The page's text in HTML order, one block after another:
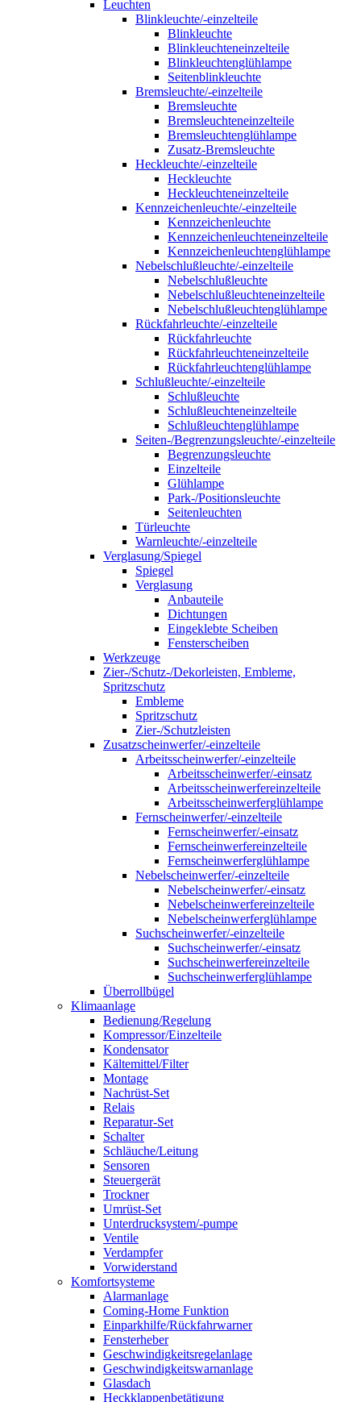
Leuchten
Blinkleuchte/-einzelteile
Blinkleuchte
Blinkleuchteneinzelteile
Blinkleuchtenglühlampe
Seitenblinkleuchte
Bremsleuchte/-einzelteile
Bremsleuchte
Bremsleuchteneinzelteile
Bremsleuchtenglühlampe
Zusatz-Bremsleuchte
Heckleuchte/-einzelteile
Heckleuchte
Heckleuchteneinzelteile
Kennzeichenleuchte/-einzelteile
Kennzeichenleuchte
Kennzeichenleuchteneinzelteile
Kennzeichenleuchtenglühlampe
Nebelschlußleuchte/-einzelteile
Nebelschlußleuchte
Nebelschlußleuchteneinzelteile
Nebelschlußleuchtenglühlampe
Rückfahrleuchte/-einzelteile
Rückfahrleuchte
Rückfahrleuchteneinzelteile
Rückfahrleuchtenglühlampe
Schlußleuchte/-einzelteile
Schlußleuchte
Schlußleuchteneinzelteile
Schlußleuchtenglühlampe
Seiten-/Begrenzungsleuchte/-einzelteile
Begrenzungsleuchte
Einzelteile
Glühlampe
Park-/Positionsleuchte
Seitenleuchten
Türleuchte
Warnleuchte/-einzelteile
Verglasung/Spiegel
Spiegel
Verglasung
Anbauteile
Dichtungen
Eingeklebte Scheiben
Fensterscheiben
Werkzeuge
Zier-/Schutz-/Dekorleisten, Embleme,
Spritzschutz
Embleme
Spritzschutz
Zier-/Schutzleisten
Zusatzscheinwerfer/-einzelteile
Arbeitsscheinwerfer/-einzelteile
Arbeitsscheinwerfer/-einsatz
Arbeitsscheinwerfereinzelteile
Arbeitsscheinwerferglühlampe
Fernscheinwerfer/-einzelteile
Fernscheinwerfer/-einsatz
Fernscheinwerfereinzelteile
Fernscheinwerferglühlampe
Nebelscheinwerfer/-einzelteile
Nebelscheinwerfer/-einsatz
Nebelscheinwerfereinzelteile
Nebelscheinwerferglühlampe
Suchscheinwerfer/-einzelteile
Suchscheinwerfer/-einsatz
Suchscheinwerfereinzelteile
Suchscheinwerferglühlampe
Überrollbügel
Klimaanlage
Bedienung/Regelung
Kompressor/Einzelteile
Kondensator
Kältemittel/Filter
Montage
Nachrüst-Set
Relais
Reparatur-Set
Schalter
Schläuche/Leitung
Sensoren
Steuergerät
Trockner
Umrüst-Set
Unterdrucksystem/-pumpe
Ventile
Verdampfer
Vorwiderstand
Komfortsysteme
Alarmanlage
Coming-Home Funktion
Einparkhilfe/Rückfahrwarner
Fensterheber
Geschwindigkeitsregelanlage
Geschwindigkeitswarnanlage
Glasdach
Heckklappenbetätigung